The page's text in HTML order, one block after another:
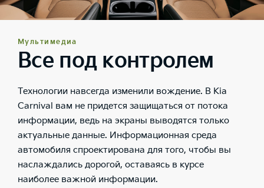
Мультимедиа
Все под контролем
Технологии навсегда изменили вождение. В Kia
Carnival вам не придется защищаться от потока
информации, ведь на экраны выводятся только
актуальные данные. Информационная среда
автомобиля спроектирована для того, чтобы вы
наслаждались дорогой, оставаясь в курсе
наиболее важной информации.